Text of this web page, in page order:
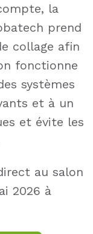
la
prend
collage afin
fonctionne
systèmes
et à un
et évite les
au salon
2026 à